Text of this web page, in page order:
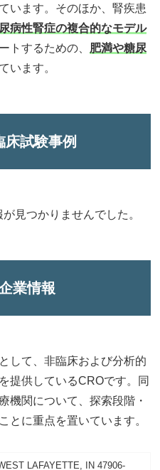
います。そのほか、腎疾患
病性腎症の複合的なモデル
トするための、 肥満や糖尿
います。
試験事例
見つかりませんでした。
業情報
して、非臨床および分析的
提供しているCROです。同
機関について、探索段階・
とに重点を置いています。
LAFAYETTE, IN 47906-